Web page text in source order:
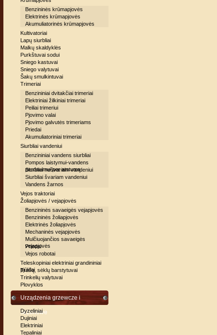
Benzininės krūmapjovės
Elektrinės krūmapjovės
Akumuliatorinės krūmapjovės
Kultivatoriai
Lapų siurbliai
Malkų skaldyklės
Purkštuvai sodui
Sniego kastuvai
Sniego valytuvai
Šakų smulkintuvai
Trimeriai
Benzininiai dvitakčiai trimeriai
Elektriniai žilkiniai trimeriai
Peiliai trimeriui
Pjovimo valai
Pjovimo galvutės trimeriams
Priedai
Akumuliatoriniai trimeriai
Siurbliai vandeniui
Benzininiai vandens siurbliai
Pompos laistymui-vandens
perdavimui per atstumą
Siurbliai nešvariam vandeniui
Siurbliai švariam vandeniui
Vandens žarnos
Vejos traktoriai
Žoliapjovės / vejapjovės
Benzininės savaeigės vejapjovės
Benzininės žoliapjovės
Elektrinės žoliapjovės
Mechaninės vejapjovės
Mulčiuojančios savaeigės
vejapjovės
Priedai
Vejos robotai
Teleskopiniai elektriniai grandininiai
pjūklai
Trašų, sėklų barstytuvai
Trinkelių valytuvai
Plovyklos
Urządzenia grzewcze i
sezonowe
Dyzeliniai
Dujiniai
Elektriniai
Tepaliniai